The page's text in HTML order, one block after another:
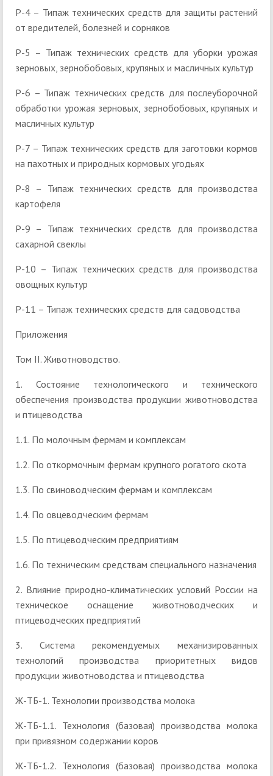
Р-4 – Типаж технических средств для защиты растений
от вредителей, болезней и сорняков
Р-5 – Типаж технических средств для уборки урожая
зерновых, зернобобовых, крупяных и масличных культур
Р-6 – Типаж технических средств для послеуборочной
обработки урожая зерновых, зернобобовых, крупяных и
масличных культур
Р-7 – Типаж технических средств для заготовки кормов
на пахотных и природных кормовых угодьях
Р-8 – Типаж технических средств для производства
картофеля
Р-9 – Типаж технических средств для производства
сахарной свеклы
Р-10 – Типаж технических средств для производства
овощных культур
Р-11 – Типаж технических средств для садоводства
Приложения
Том II. Животноводство.
1. Состояние технологического и технического
обеспечения производства продукции животноводства
и птицеводства
1.1. По молочным фермам и комплексам
1.2. По откормочным фермам крупного рогатого скота
1.3. По свиноводческим фермам и комплексам
1.4. По овцеводческим фермам
1.5. По птицеводческим предприятиям
1.6. По техническим средствам специального назначения
2. Влияние природно-климатических условий России на
техническое оснащение животноводческих и
птицеводческих предприятий
3. Система рекомендуемых механизированных
технологий производства приоритетных видов
продукции животноводства и птицеводства
Ж-ТБ-1. Технологии производства молока
Ж-ТБ-1.1. Технология (базовая) производства молока
при привязном содержании коров
Ж-ТБ-1.2. Технология (базовая) производства молока